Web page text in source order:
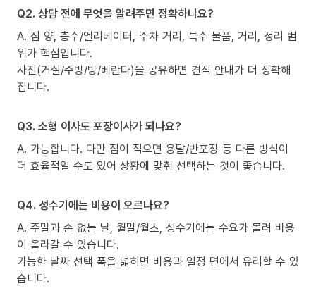
Q2. 상담 전에 무엇을 알려주면 정확하나요?
A. 짐 양, 층수/엘리베이터, 주차 거리, 특수 물품, 거리, 정리 범
위가 핵심입니다.
사진(거실/주방/방/베란다)을 공유하면 견적 안내가 더 정확해
집니다.
Q3. 소형 이사도 포장이사가 되나요?
A. 가능합니다. 다만 짐이 적으면 용달/반포장 등 다른 방식이
더 효율적일 수도 있어 상황에 맞춰 선택하는 것이 좋습니다.
Q4. 성수기에는 비용이 오르나요?
A. 주말과 손 없는 날, 월말/월초, 성수기에는 수요가 몰려 비용
이 올라갈 수 있습니다.
가능한 날짜 선택 폭을 넓히면 비용과 일정 면에서 유리할 수 있
습니다.